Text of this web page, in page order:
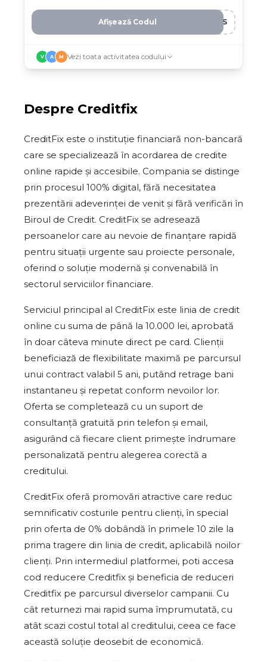
KSS
Afișează Codul
V A M Vezi toata activitatea codului
Despre Creditfix
CreditFix este o instituție financiară non-bancară
care se specializează în acordarea de credite
online rapide și accesibile. Compania se distinge
prin procesul 100% digital, fără necesitatea
prezentării adeverinței de venit și fără verificări în
Biroul de Credit. CreditFix se adresează
persoanelor care au nevoie de finanțare rapidă
pentru situații urgente sau proiecte personale,
oferind o soluție modernă și convenabilă în
sectorul serviciilor financiare.
Serviciul principal al CreditFix este linia de credit
online cu suma de până la 10.000 lei, aprobată
în doar câteva minute direct pe card. Clienții
beneficiază de flexibilitate maximă pe parcursul
unui contract valabil 5 ani, putând retrage bani
instantaneu și repetat conform nevoilor lor.
Oferta se completează cu un suport de
consultanță gratuită prin telefon și email,
asigurând că fiecare client primește îndrumare
personalizată pentru alegerea corectă a
creditului.
CreditFix oferă promovări atractive care reduc
semnificativ costurile pentru clienți, în special
prin oferta de 0% dobândă în primele 10 zile la
prima tragere din linia de credit, aplicabilă noilor
clienți. Prin intermediul platformei, poti accesa
cod reducere Creditfix și beneficia de reduceri
Creditfix pe parcursul diverselor campanii. Cu
cât returnezi mai rapid suma împrumutată, cu
atât scazi costul total al creditului, ceea ce face
această soluție deosebit de economică.